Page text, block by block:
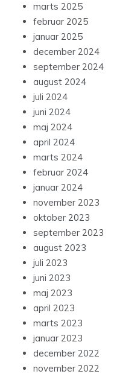
marts 2025
februar 2025
januar 2025
december 2024
september 2024
august 2024
juli 2024
juni 2024
maj 2024
april 2024
marts 2024
februar 2024
januar 2024
november 2023
oktober 2023
september 2023
august 2023
juli 2023
juni 2023
maj 2023
april 2023
marts 2023
januar 2023
december 2022
november 2022